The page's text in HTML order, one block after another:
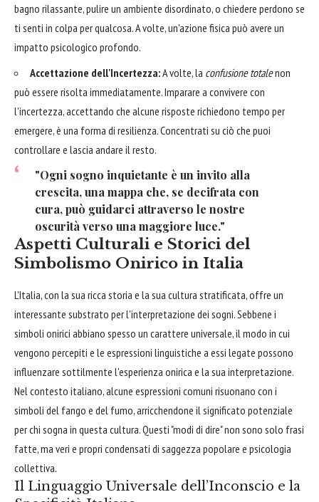
bagno rilassante, pulire un ambiente disordinato, o chiedere perdono se
ti senti in colpa per qualcosa. A volte, un'azione fisica può avere un
impatto psicologico profondo.
Accettazione dell'Incertezza:A volte, la confusione totalenon
può essere risolta immediatamente. Imparare a convivere con
l'incertezza, accettando che alcune risposte richiedono tempo per
emergere, è una forma di resilienza. Concentrati su ciò che puoi
controllare e lascia andare il resto.
"Ogni sogno inquietante è un invito alla
crescita, una mappa che, se decifrata con
cura, può guidarci attraverso le nostre
oscurità verso una maggiore luce."
Aspetti Culturali e Storici del
Simbolismo Onirico in Italia
L'Italia, con la sua ricca storia e la sua cultura stratificata, offre un
interessante substrato per l'interpretazione dei sogni. Sebbene i
simboli onirici abbiano spesso un carattere universale, il modo in cui
vengono percepiti e le espressioni linguistiche a essi legate possono
influenzare sottilmente l'esperienza onirica e la sua interpretazione.
Nel contesto italiano, alcune espressioni comuni risuonano con i
simboli del fango e del fumo, arricchendone il significato potenziale
per chi sogna in questa cultura. Questi "modi di dire" non sono solo frasi
fatte, ma veri e propri condensati di saggezza popolare e psicologia
collettiva.
Il Linguaggio Universale dell’Inconscio e la